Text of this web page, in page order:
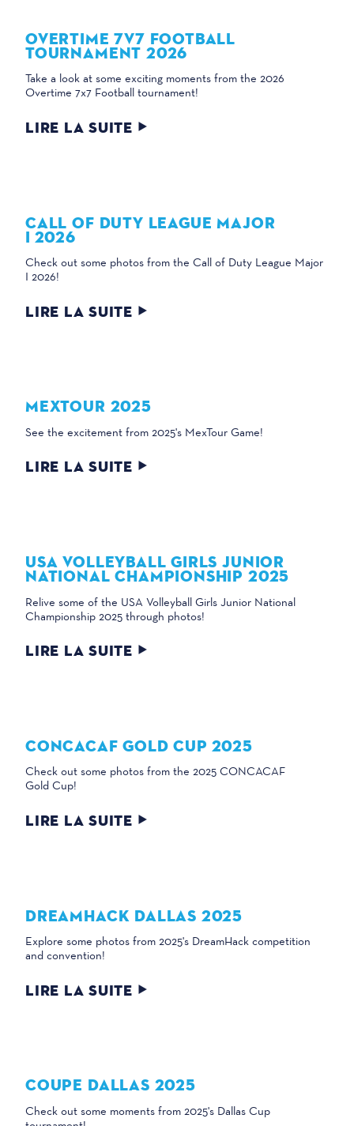
OVERTIME 7V7 FOOTBALL
TOURNAMENT 2026
Take a look at some exciting moments from the 2026
Overtime 7x7 Football tournament!
LIRE LA SUITE
CALL OF DUTY LEAGUE MAJOR
I 2026
Check out some photos from the Call of Duty League Major
I 2026!
LIRE LA SUITE
MEXTOUR 2025
See the excitement from 2025's MexTour Game!
LIRE LA SUITE
USA VOLLEYBALL GIRLS JUNIOR
NATIONAL CHAMPIONSHIP 2025
Relive some of the USA Volleyball Girls Junior National
Championship 2025 through photos!
LIRE LA SUITE
CONCACAF GOLD CUP 2025
Check out some photos from the 2025 CONCACAF
Gold Cup!
LIRE LA SUITE
DREAMHACK DALLAS 2025
Explore some photos from 2025's DreamHack competition
and convention!
LIRE LA SUITE
COUPE DALLAS 2025
Check out some moments from 2025's Dallas Cup